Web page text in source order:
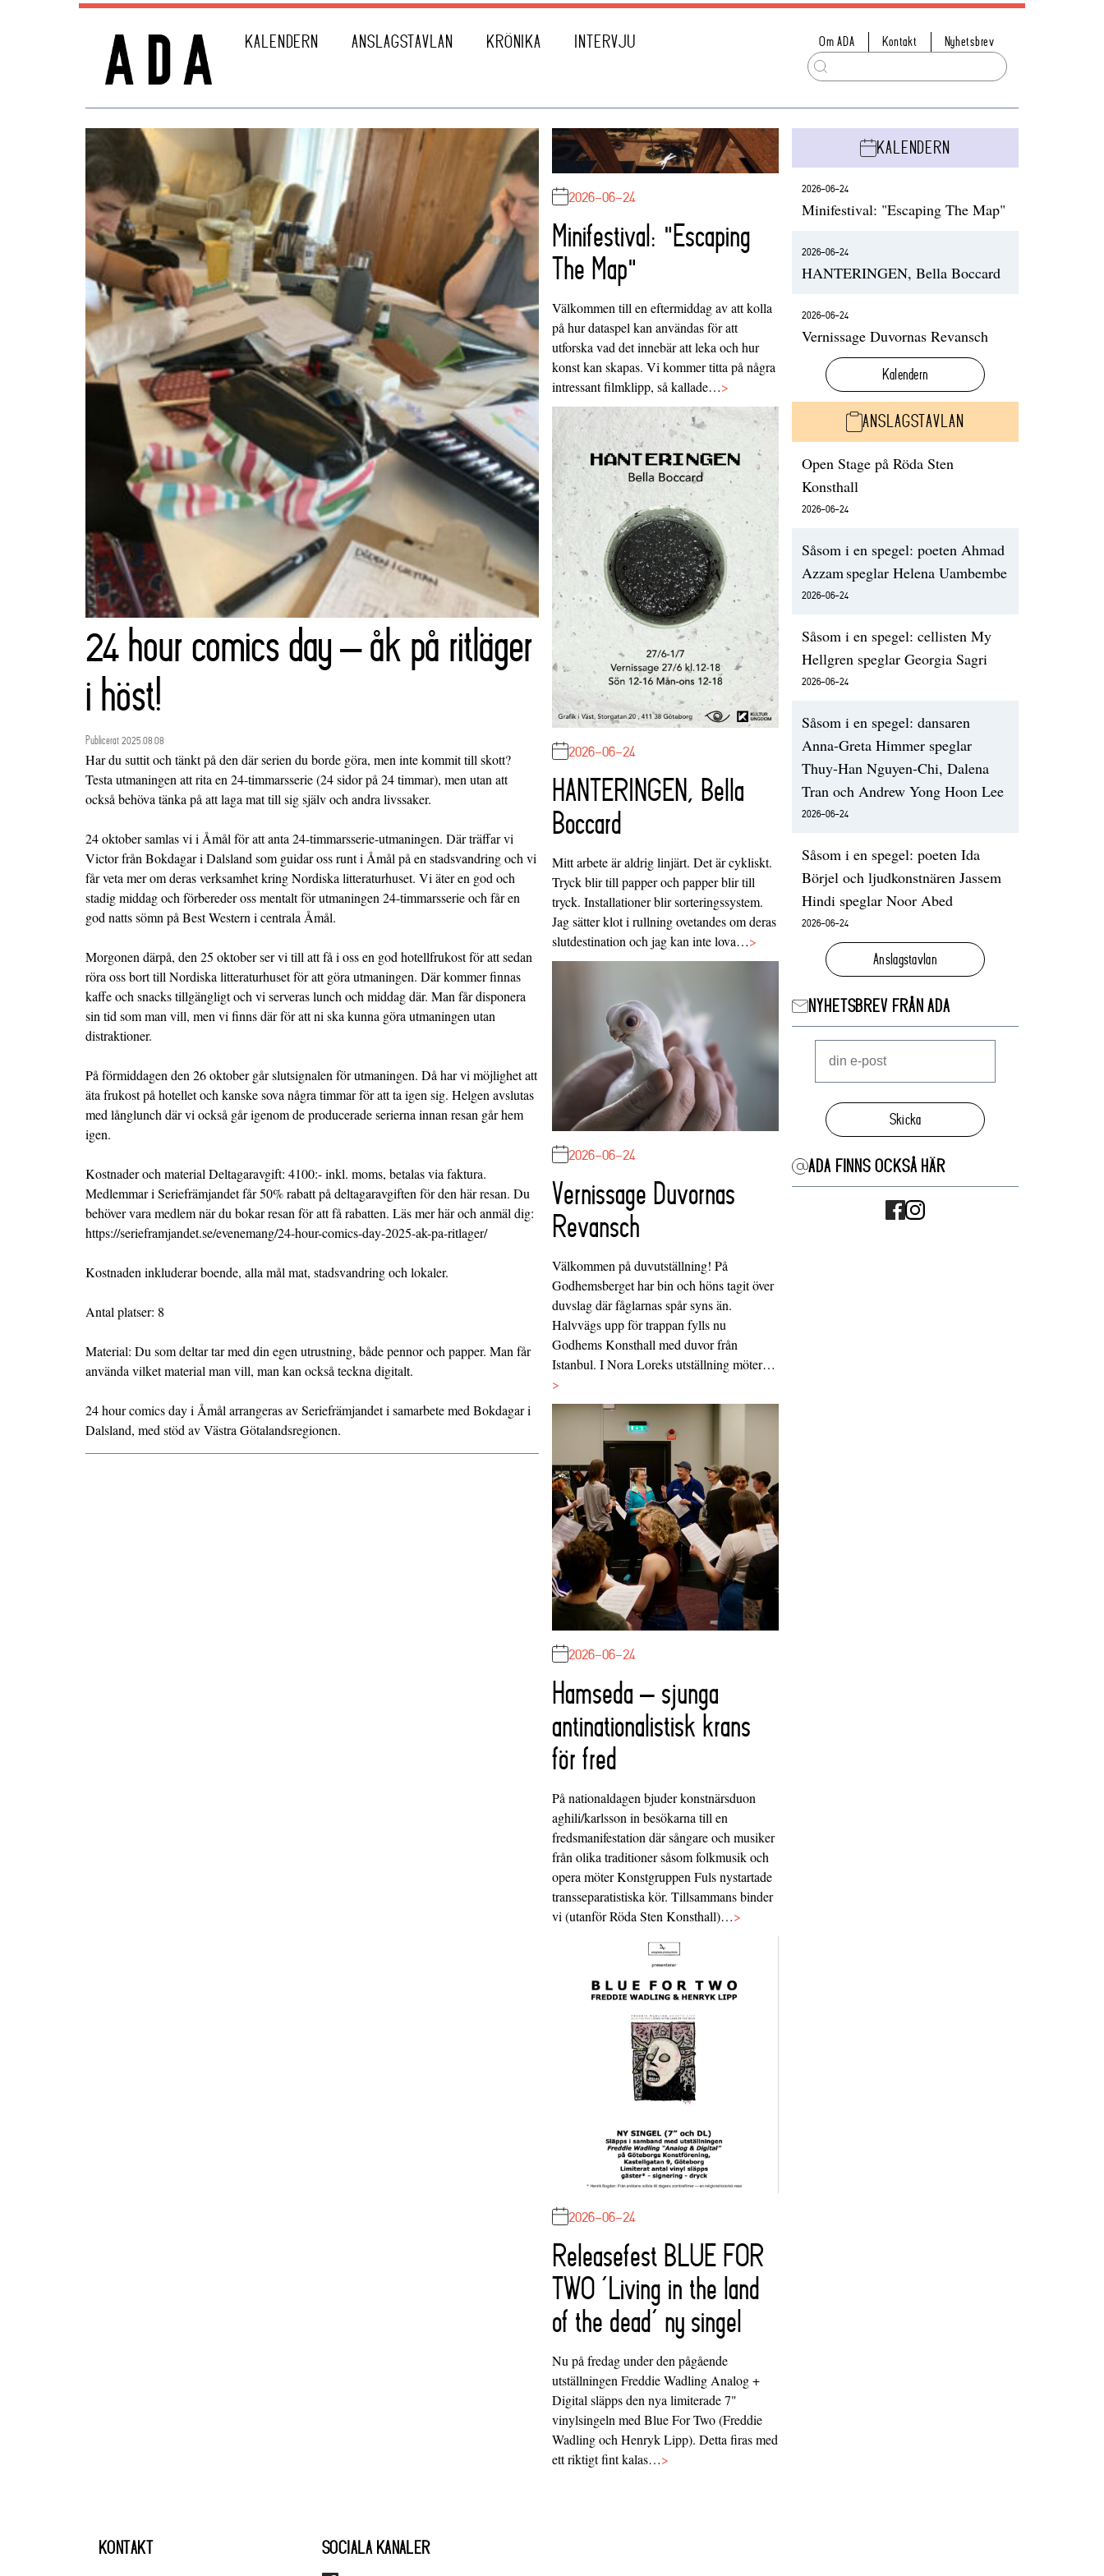
KALENDERN ANSLAGSTAVLAN KRÖNIKA INTERVJU Om ADA Kontakt Nyhetsbrev
24 hour comics day – åk på ritläger
i höst!
Publicerat 2025.08.08
Har du suttit och tänkt på den där serien du borde göra, men inte kommit till skott?
Testa utmaningen att rita en 24-timmarsserie (24 sidor på 24 timmar), men utan att
också behöva tänka på att laga mat till sig själv och andra livssaker.
24 oktober samlas vi i Åmål för att anta 24-timmarsserie-utmaningen. Där träffar vi
Victor från Bokdagar i Dalsland som guidar oss runt i Åmål på en stadsvandring och vi
får veta mer om deras verksamhet kring Nordiska litteraturhuset. Vi äter en god och
stadig middag och förbereder oss mentalt för utmaningen 24-timmarsserie och får en
god natts sömn på Best Western i centrala Åmål.
Morgonen därpå, den 25 oktober ser vi till att få i oss en god hotellfrukost för att sedan
röra oss bort till Nordiska litteraturhuset för att göra utmaningen. Där kommer finnas
kaffe och snacks tillgängligt och vi serveras lunch och middag där. Man får disponera
sin tid som man vill, men vi finns där för att ni ska kunna göra utmaningen utan
distraktioner.
På förmiddagen den 26 oktober går slutsignalen för utmaningen. Då har vi möjlighet att
äta frukost på hotellet och kanske sova några timmar för att ta igen sig. Helgen avslutas
med långlunch där vi också går igenom de producerade serierna innan resan går hem
igen.
Kostnader och material Deltagaravgift: 4100:- inkl. moms, betalas via faktura.
Medlemmar i Seriefrämjandet får 50% rabatt på deltagaravgiften för den här resan. Du
behöver vara medlem när du bokar resan för att få rabatten. Läs mer här och anmäl dig:
https://serieframjandet.se/evenemang/24-hour-comics-day-2025-ak-pa-ritlager/
Kostnaden inkluderar boende, alla mål mat, stadsvandring och lokaler.
Antal platser: 8
Material: Du som deltar tar med din egen utrustning, både pennor och papper. Man får
använda vilket material man vill, man kan också teckna digitalt.
24 hour comics day i Åmål arrangeras av Seriefrämjandet i samarbete med Bokdagar i
Dalsland, med stöd av Västra Götalandsregionen.
2026-06-24
Minifestival: "Escaping
The Map"
Välkommen till en eftermiddag av att kolla
på hur dataspel kan användas för att
utforska vad det innebär att leka och hur
konst kan skapas. Vi kommer titta på några
intressant filmklipp, så kallade…>
2026-06-24
HANTERINGEN, Bella
Boccard
Mitt arbete är aldrig linjärt. Det är cykliskt.
Tryck blir till papper och papper blir till
tryck. Installationer blir sorteringssystem.
Jag sätter klot i rullning ovetandes om deras
slutdestination och jag kan inte lova…>
2026-06-24
Vernissage Duvornas
Revansch
Välkommen på duvutställning! På
Godhemsberget har bin och höns tagit över
duvslag där fåglarnas spår syns än.
Halvvägs upp för trappan fylls nu
Godhems Konsthall med duvor från
Istanbul. I Nora Loreks utställning möter…
>
2026-06-24
Hamseda – sjunga
antinationalistisk krans
för fred
På nationaldagen bjuder konstnärsduon
aghili/karlsson in besökarna till en
fredsmanifestation där sångare och musiker
från olika traditioner såsom folkmusik och
opera möter Konstgruppen Fuls nystartade
transseparatistiska kör. Tillsammans binder
vi (utanför Röda Sten Konsthall)…>
2026-06-24
Releasefest BLUE FOR
TWO ‘Living in the land
of the dead’ ny singel
Nu på fredag under den pågående
utställningen Freddie Wadling Analog +
Digital släpps den nya limiterade 7"
vinylsingeln med Blue For Two (Freddie
Wadling och Henryk Lipp). Detta firas med
ett riktigt fint kalas…>
KALENDERN
2026-06-24
Minifestival: "Escaping The Map"
2026-06-24
HANTERINGEN, Bella Boccard
2026-06-24
Vernissage Duvornas Revansch
Kalendern
ANSLAGSTAVLAN
Open Stage på Röda Sten
Konsthall
2026-06-24
Såsom i en spegel: poeten Ahmad
Azzam speglar Helena Uambembe
2026-06-24
Såsom i en spegel: cellisten My
Hellgren speglar Georgia Sagri
2026-06-24
Såsom i en spegel: dansaren
Anna-Greta Himmer speglar
Thuy-Han Nguyen-Chi, Dalena
Tran och Andrew Yong Hoon Lee
2026-06-24
Såsom i en spegel: poeten Ida
Börjel och ljudkonstnären Jassem
Hindi speglar Noor Abed
2026-06-24
Anslagstavlan
NYHETSBREV FRÅN ADA
Skicka
ADA FINNS OCKSÅ HÄR
KONTAKT SOCIALA KANALER